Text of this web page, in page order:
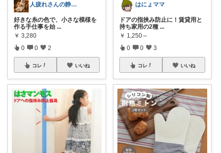
人疲れさんの静かな部屋づくり
好きな糸の色で、小さな模様を
作る手仕事を始 ...
￥ 3,280
0 0 2
コレ いいね
はにょママ
ドアの指挟み防止に！賃貸用と
持ち家用の2種 ...
￥ 1,250～
0 0 3
コレ いいね